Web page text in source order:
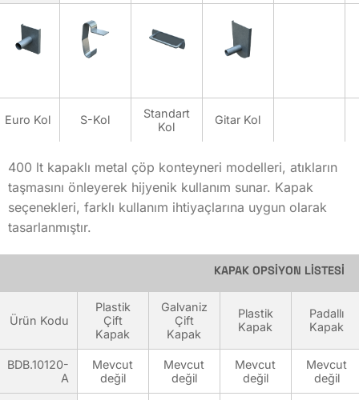
BDB.10240-A
BDB.10800-A
BDB.11100-A
Genişlik (mm)
447
507
909
Euro Kol S-Kol
Standart
Kol
Gitar Kol
400 lt kapaklı metal çöp konteyneri modelleri, atıkların
taşmasını önleyerek hijyenik kullanım sunar. Kapak
seçenekleri, farklı kullanım ihtiyaçlarına uygun olarak
tasarlanmıştır.
KAPAK OPSİYON LİSTESİ
Ürün Kodu
Plastik
Çift
Kapak
Galvaniz
Çift
Kapak
Plastik
Kapak
Padallı
Kapak
BDB.10120-
A
Mevcut
değil
Mevcut
değil
Mevcut
değil
Mevcut
değil